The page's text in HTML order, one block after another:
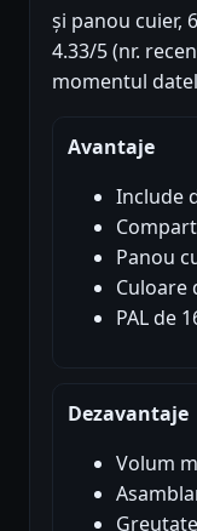
și panou cuier,
4.33/5 (nr.
momentul
Avantaje
Include
Panou
Culoare
PAL de
Dezavantaje
Volum